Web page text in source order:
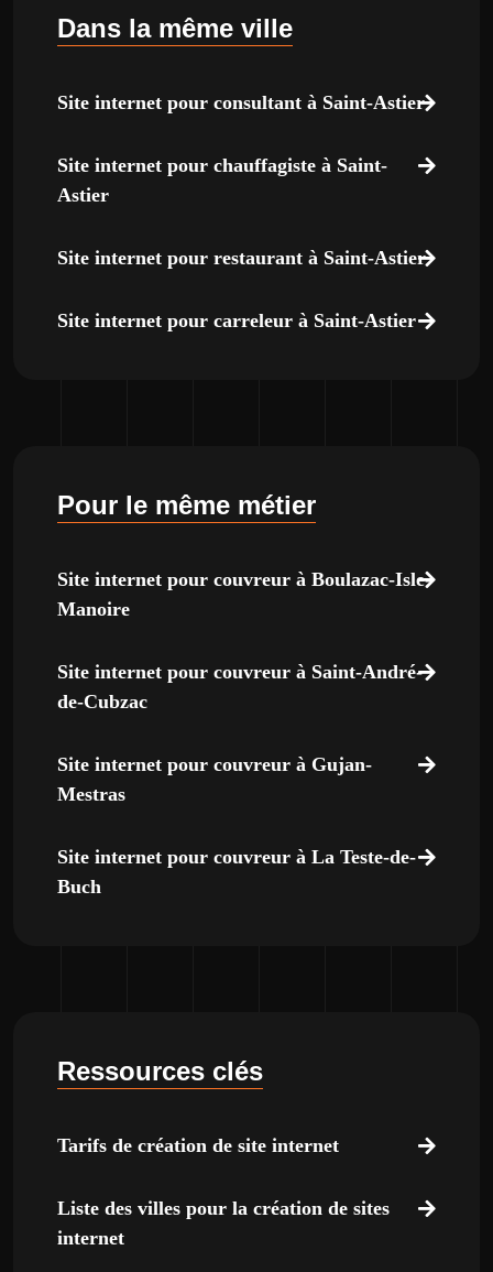
Dans la même ville
Site internet pour consultant à Saint-Astier
Site internet pour chauffagiste à Saint-
Astier
Site internet pour restaurant à Saint-Astier
Site internet pour carreleur à Saint-Astier
Pour le même métier
Site internet pour couvreur à Boulazac-Isle-
Manoire
Site internet pour couvreur à Saint-André-
de-Cubzac
Site internet pour couvreur à Gujan-
Mestras
Site internet pour couvreur à La Teste-de-
Buch
Ressources clés
Tarifs de création de site internet
Liste des villes pour la création de sites
internet